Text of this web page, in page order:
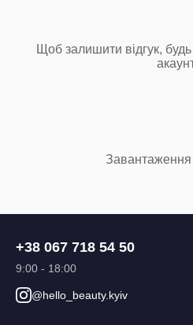
Щоб залишити відгук,
Завантаження
+38 067 718 54 50
9:00 - 18:00
@hello_beauty.kyiv